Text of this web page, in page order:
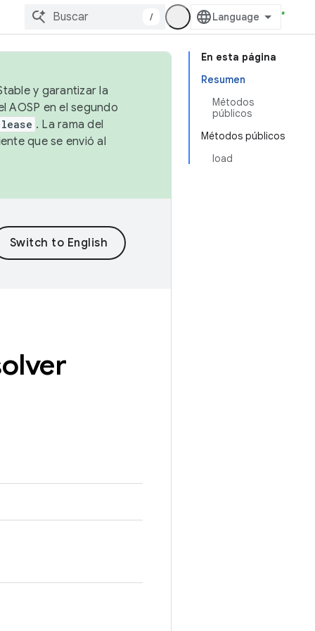
/
En esta página
Resumen
Métodos
públicos
Métodos públicos
load
y garantizar la
AOSP en el segundo
. La rama del
que se envió al